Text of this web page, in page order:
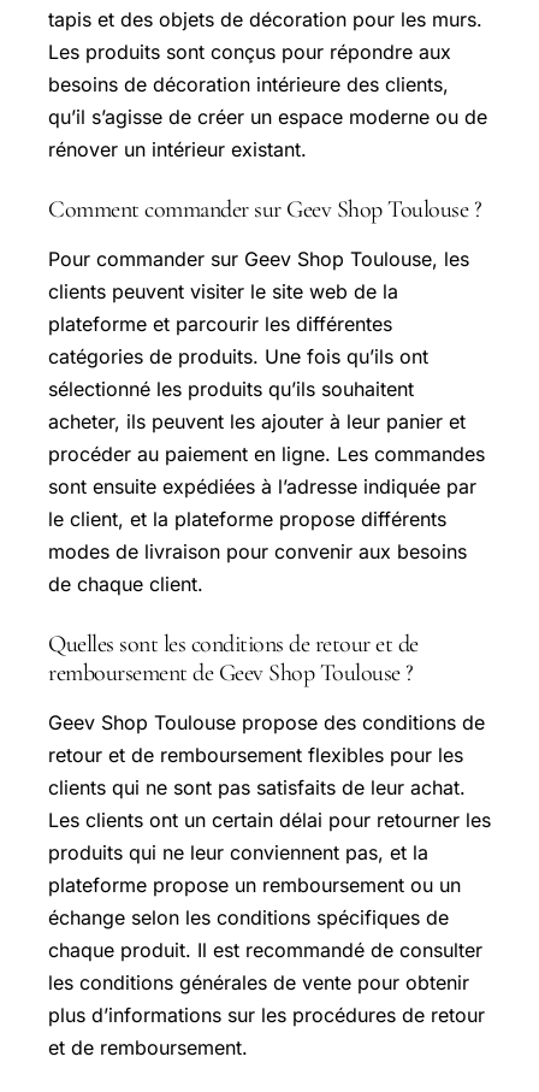
tapis et des objets de décoration pour les murs.
Les produits sont conçus pour répondre aux
besoins de décoration intérieure des clients,
qu’il s’agisse de créer un espace moderne ou de
rénover un intérieur existant.
Comment commander sur Geev Shop Toulouse ?
Pour commander sur Geev Shop Toulouse, les
clients peuvent visiter le site web de la
plateforme et parcourir les différentes
catégories de produits. Une fois qu’ils ont
sélectionné les produits qu’ils souhaitent
acheter, ils peuvent les ajouter à leur panier et
procéder au paiement en ligne. Les commandes
sont ensuite expédiées à l’adresse indiquée par
le client, et la plateforme propose différents
modes de livraison pour convenir aux besoins
de chaque client.
Quelles sont les conditions de retour et de
remboursement de Geev Shop Toulouse ?
Geev Shop Toulouse propose des conditions de
retour et de remboursement flexibles pour les
clients qui ne sont pas satisfaits de leur achat.
Les clients ont un certain délai pour retourner les
produits qui ne leur conviennent pas, et la
plateforme propose un remboursement ou un
échange selon les conditions spécifiques de
chaque produit. Il est recommandé de consulter
les conditions générales de vente pour obtenir
plus d’informations sur les procédures de retour
et de remboursement.